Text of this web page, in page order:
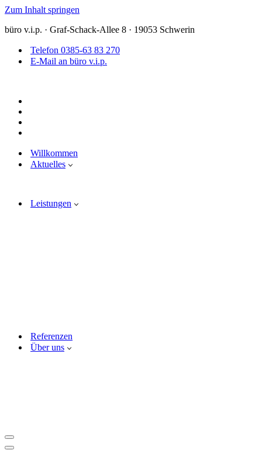
Zum Inhalt springen
büro v.i.p. · Graf-Schack-Allee 8 · 19053 Schwerin
Telefon 0385-63 83 270
E-Mail an büro v.i.p.
Willkommen
Aktuelles
Leistungen
Referenzen
Über uns
Navigationsmenü
Navigationsmenü